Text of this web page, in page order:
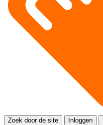
Zoek door de site Inloggen